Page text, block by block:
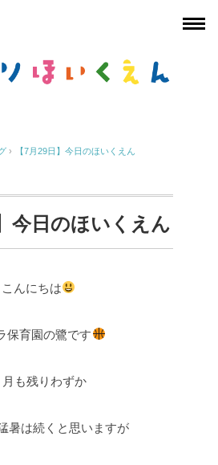
› 【7月29日】今日のほいくえん
今日のほいくえん
こんにちは
保育園の鷺です
月も残りわずか
暑は続くと思いますが